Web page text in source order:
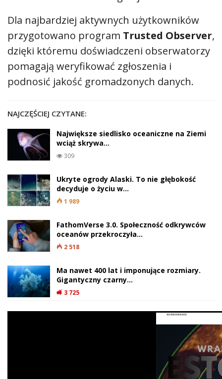
Dla najbardziej aktywnych użytkowników
przygotowano program Trusted Observer,
dzięki któremu doświadczeni obserwatorzy
pomagają weryfikować zgłoszenia i
podnosić jakość gromadzonych danych.
NAJCZĘŚCIEJ CZYTANE:
Największe siedlisko oceaniczne na Ziemi
wciąż skrywa…
309
Ukryte ogrody Alaski. To nie głębokość
decyduje o życiu w…
1 989
FathomVerse 3.0. Społeczność odkrywców
oceanów przekroczyła…
2 518
Ma nawet 400 lat i imponujące rozmiary.
Gigantyczny czarny…
3 725